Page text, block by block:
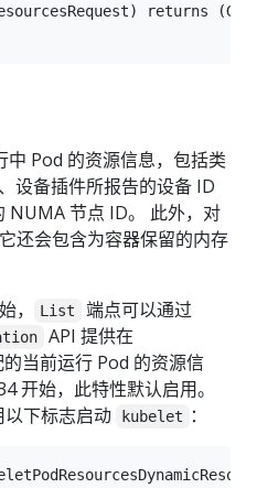
returns
中 Pod 的资源信息，包括类
设备插件所报告的设备 ID
NUMA 节点 ID。 此外，对
还会包含为容器保留的内存
，
List 端点可以通过
API 提供在
的当前运行 Pod 的资源信
开始，此特性默认启用。
下标志启动
kubelet ：